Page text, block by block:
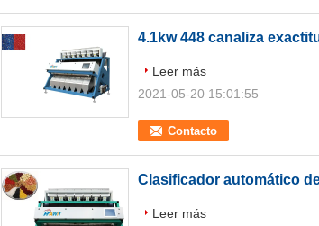
4.1kw 448 canaliza
Contacto
Leer más
2021-05-20 15:01:55
Clasificador automático
Leer más